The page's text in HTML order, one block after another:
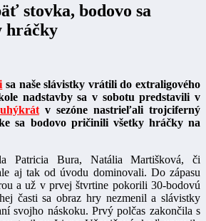
stovka, bodovo sa
hráčky
sa naše slávistky vrátili do extraligového
nadstavby sa v sobotu predstavili v
v sezóne nastrieľali trojciferný
sa bodovo pričinili všetky hráčky na
Patricia Bura, Natália Martišková, či
aj tak od úvodu dominovali. Do zápasu
a už v prvej štvrtine pokorili 30-bodovú
časti sa obraz hry nezmenil a slávistky
svojho náskoku. Prvý polčas zakončila s